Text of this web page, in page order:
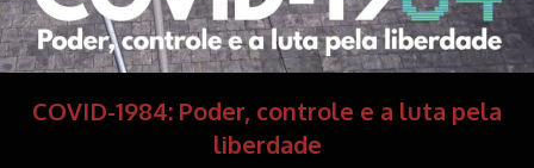
COVID-1984: Poder, controle e a luta pela
liberdade